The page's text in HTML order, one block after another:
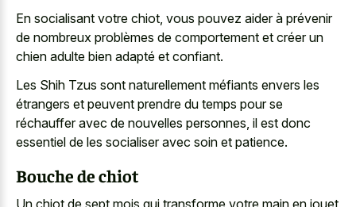
En socialisant votre chiot, vous pouvez aider à prévenir
de nombreux problèmes de comportement et créer un
chien adulte bien adapté et confiant.
Les Shih Tzus sont naturellement méfiants envers les
étrangers et peuvent prendre du temps pour se
réchauffer avec de nouvelles personnes, il est donc
essentiel de les socialiser avec soin et patience.
Bouche de chiot